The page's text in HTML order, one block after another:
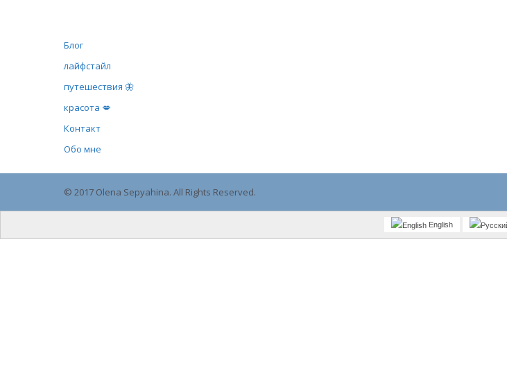
Блог
лайфстайл
путешествия 🦋
красота 💋
Контакт
Обо мне
© 2017 Olena Sepyahina. All Rights Reserved.
English